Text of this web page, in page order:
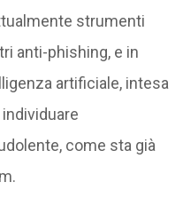
strumenti
anti-phishing, e in
artificiale, intesa
individuare
come sta già